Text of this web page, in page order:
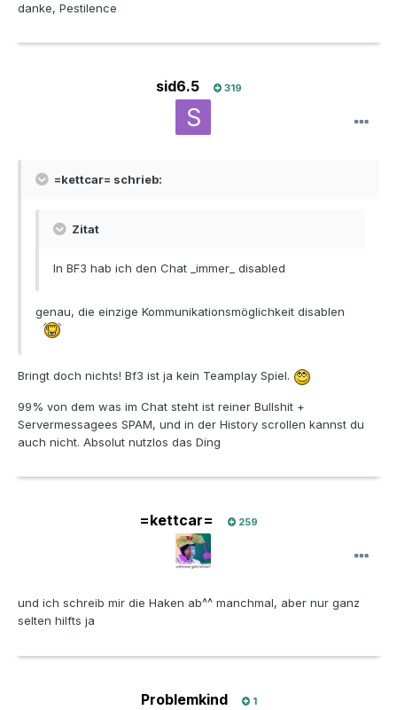
danke, Pestilence
sid6.5 319
=kettcar= schrieb:
Zitat
In BF3 hab ich den Chat _immer_ disabled
genau, die einzige Kommunikationsmöglichkeit disablen
Bringt doch nichts! Bf3 ist ja kein Teamplay Spiel.
99% von dem was im Chat steht ist reiner Bullshit +
Servermessagees SPAM, und in der History scrollen kannst du
auch nicht. Absolut nutzlos das Ding
=kettcar= 259
und ich schreib mir die Haken ab^^ manchmal, aber nur ganz
selten hilfts ja
Problemkind 1